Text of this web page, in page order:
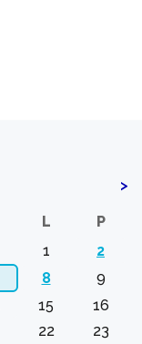
>
L
P
1
2
8
9
15
16
22
23